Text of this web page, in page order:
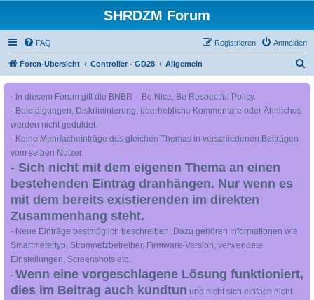
SHRDZM Forum
FAQ Anmelden
Registrieren
Foren-Übersicht Controller - GD28 Allgemein
- In diesem Forum gilt die BNBR – Be Nice, Be Respectful Policy.
- Beleidigungen, Diskriminierung, überhebliche Kommentare oder Ähnliches
werden nicht geduldet.
- Keine Mehrfacheinträge des gleichen Themas in verschiedenen Beiträgen
vom selben Nutzer.
- Sich nicht mit dem eigenen Thema an einen
bestehenden Eintrag dranhängen. Nur wenn es
mit dem bereits existierenden im direkten
Zusammenhang steht.
- Neue Einträge bestmöglich beschreiben. Dazu gehören Informationen wie
Smartmetertyp, Stromnetzbetreiber, Firmware-Version, verwendete
Einstellungen, Screenshots etc.
- Wenn eine vorgeschlagene Lösung funktioniert,
dies im Beitrag auch kundtun und nicht sich einfach nicht